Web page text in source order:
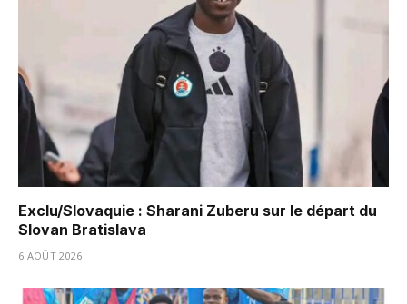
Exclu/Slovaquie : Sharani Zuberu sur le départ du
Slovan Bratislava
6 AOÛT 2026